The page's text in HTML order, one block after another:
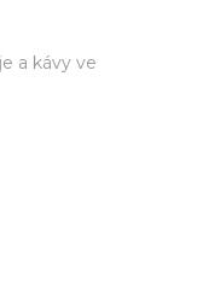
a kávy ve